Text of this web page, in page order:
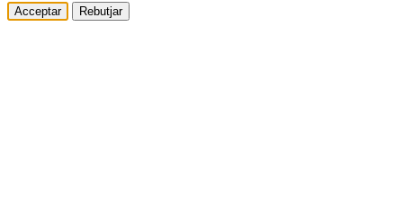
Acceptar Rebutjar